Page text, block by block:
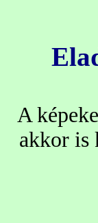
A
akkor is